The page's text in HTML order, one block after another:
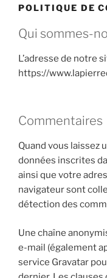
POLITIQUE DE
Qui sommes-
L’adresse de notre
https://
Commentaires
Quand vous laissez
données inscrites
ainsi que votre
navigateur sont
détection des
Une chaîne
e-mail (également
service Gravatar